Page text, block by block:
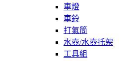
車燈
車鈴
打氣筒
水壺/水壺托架
工具組